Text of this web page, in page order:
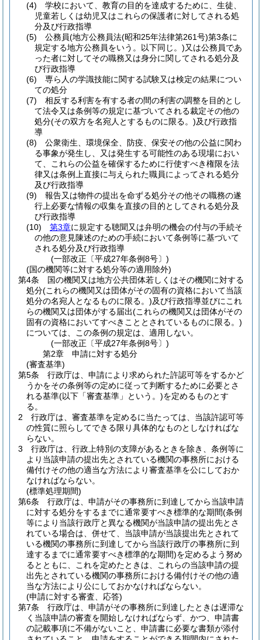
(4)
学校において、教育の目的を達成するために、生徒、
児童若しくは幼児又はこれらの保護者に対してされる処
分及び行政指導
(5)
公務員(地方公務員法(昭和25年法律第261号)第3条に
規定する地方公務員をいう。以下同じ。)又は公務員であ
った者に対してその職務又は身分に関してされる処分及
び行政指導
(6)
専ら人の学識技能に関する試験又は検定の結果につい
ての処分
(7)
相反する利害を有する者の間の利害の調整を目的とし
て法令又は条例等の規定に基づいてされる裁定その他の
処分(その双方を名宛人とするものに限る。)及び行政指
導
(8)
公衆衛生、環境保全、防疫、保安その他の公益に関わ
る事象が発生し、又は発生する可能性のある現場におい
て、これらの公益を確保するために行使すべき権限を法
律又は条例上直接に与えられた職員によってされる処分
及び行政指導
(9)
報告又は物件の提出を命ずる処分その他その職務の遂
行上必要な情報の収集を直接の目的としてされる処分及
び行政指導
(10)
第3章に規定する聴聞又は弁明の機会の付与の手続そ
の他の意見陳述のための手続において条例等に基づいて
される処分及び行政指導
(一部改正〔平成27年条例8号〕)
(国の機関等に対する処分等の適用除外)
第4条
国の機関又は地方公共団体若しくはその機関に対する
処分(これらの機関又は団体がその固有の資格において当該
処分の名宛人となるものに限る。)及び行政指導並びにこれ
らの機関又は団体がする届出(これらの機関又は団体がその
固有の資格においてすべきこととされているものに限る。)
については、この条例の規定は、適用しない。
(一部改正〔平成27年条例8号〕)
第2章
申請に対する処分
(審査基準)
第5条
行政庁は、申請により求められた許認可等をするかど
うかをその条例等の定めに従って判断するために必要とさ
れる基準(以下「審査基準」という。)を定めるものとす
る。
2
行政庁は、審査基準を定めるに当たっては、当該許認可等
の性質に照らしてできる限り具体的なものとしなければな
らない。
3
行政庁は、行政上特別の支障があるときを除き、条例等に
より当該申請の提出先とされている機関の事務所における
備付けその他の適当な方法により審査基準を公にしておか
なければならない。
(標準処理期間)
第6条
行政庁は、申請がその事務所に到達してから当該申請
に対する処分をするまでに通常要すべき標準的な期間(条例
等により当該行政庁と異なる機関が当該申請の提出先とさ
れている場合は、併せて、当該申請が当該提出先とされて
いる機関の事務所に到達してから当該行政庁の事務所に到
達するまでに通常要すべき標準的な期間)を定めるよう努め
るとともに、これを定めたときは、これらの当該申請の提
出先とされている機関の事務所における備付けその他の適
当な方法により公にしておかなければならない。
(申請に対する審査、応答)
第7条
行政庁は、申請がその事務所に到達したときは遅滞な
く当該申請の審査を開始しなければならず、かつ、申請書
の記載事項に不備がないこと、申請書に必要な書類が添付